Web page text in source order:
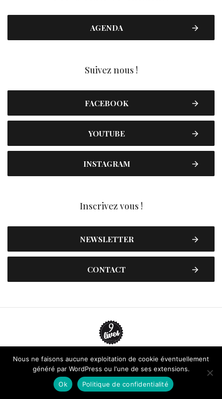
AGENDA
Suivez nous !
FACEBOOK
YOUTUBE
INSTAGRAM
Inscrivez vous !
NEWSLETTER
CONTACT
Contactez-nous Plan du site
Mentions légales
Politique de confidentialité
Adhérez à 9 Lives
Faire un don !
Nous ne faisons aucune exploitation de cookie éventuellement
généré par WordPress ou l'une de ses extensions.
Ok
Politique de confidentialité